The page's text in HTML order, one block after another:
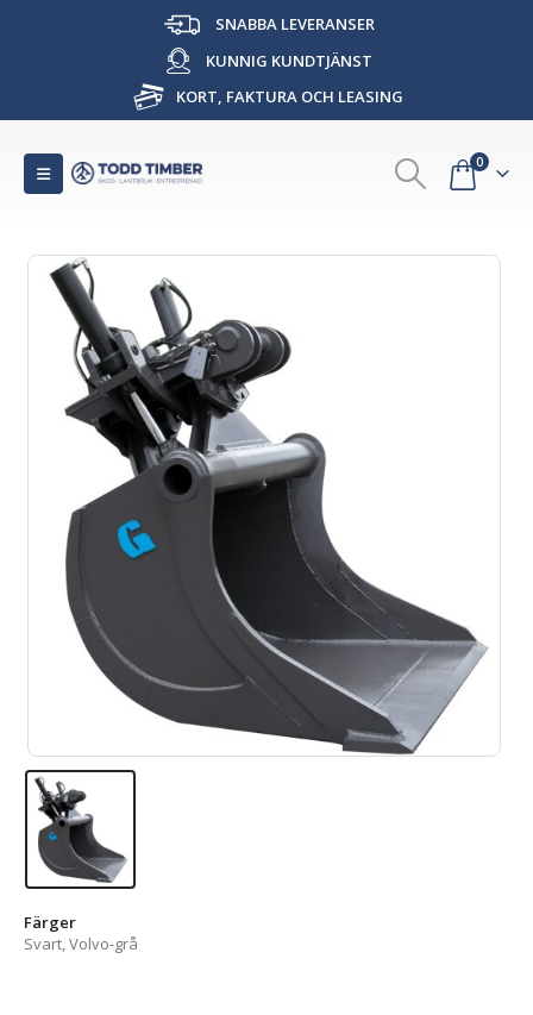
SNABBA LEVERANSER
KUNNIG KUNDTJÄNST
KORT, FAKTURA OCH LEASING
0
Färger
Svart, Volvo-grå